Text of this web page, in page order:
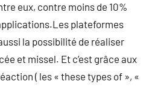
eux, contre moins de 10%
plateformes
la possibilité de réaliser
et missel. Et c’est grâce aux
( les « these types of », «